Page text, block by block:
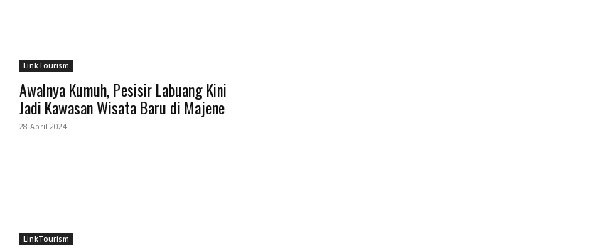
LinkTourism
Awalnya Kumuh, Pesisir Labuang Kini
Jadi Kawasan Wisata Baru di Majene
28 April 2024
LinkTourism